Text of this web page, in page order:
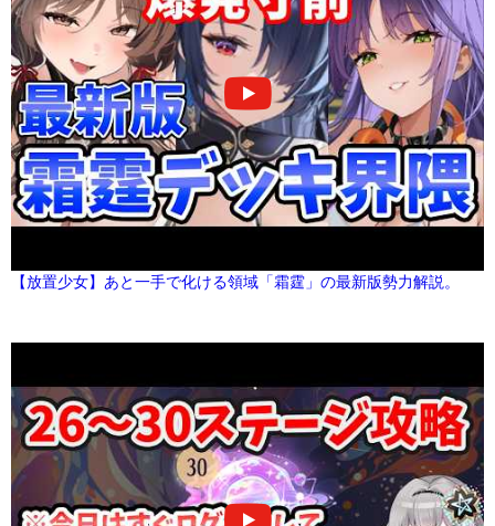
【放置少女】あと一手で化ける領域「霜霆」の最新版勢力解説。